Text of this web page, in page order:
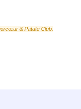
& Patate Club.